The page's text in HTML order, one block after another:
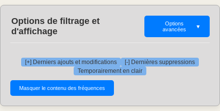
Options de filtrage et
d'affichage
Options
avancées
▼
[+] Derniers ajouts et modifications
[-] Dernières suppressions
Temporairement en clair